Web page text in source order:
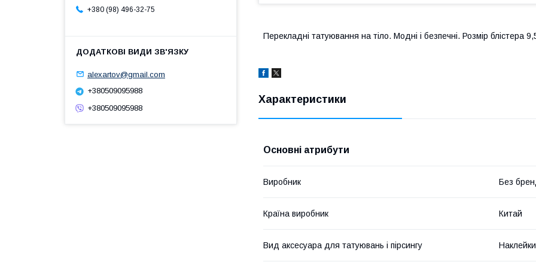
Перекладні татуювання на тіло. Модні і безпечні. Розмір блістера
Характеристики
Основні атрибути
Виробник Без
Країна виробник Китай
Вид аксесуара для татуювань і пірсингу
+380 (98) 496-32-75
alexartov@gmail.com
+380509095988
+380509095988